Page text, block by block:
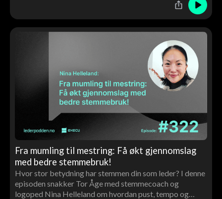
Fra mumling til mestring: Få økt gjennomslag
med bedre stemmebruk!
Hvor stor betydning har stemmen din som leder? I denne
episoden snakker Tor Åge med stemmecoach og
logoped Nina Helleland om hvordan pust, tempo og